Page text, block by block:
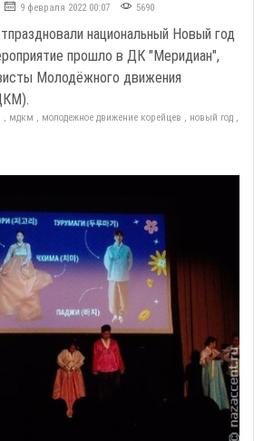
9 февраля 2022 00:07 5690
национальный Новый год
прошло в ДК "Меридиан",
Молодёжного движения
, мдкм , молодежное движение корейцев , новый год ,